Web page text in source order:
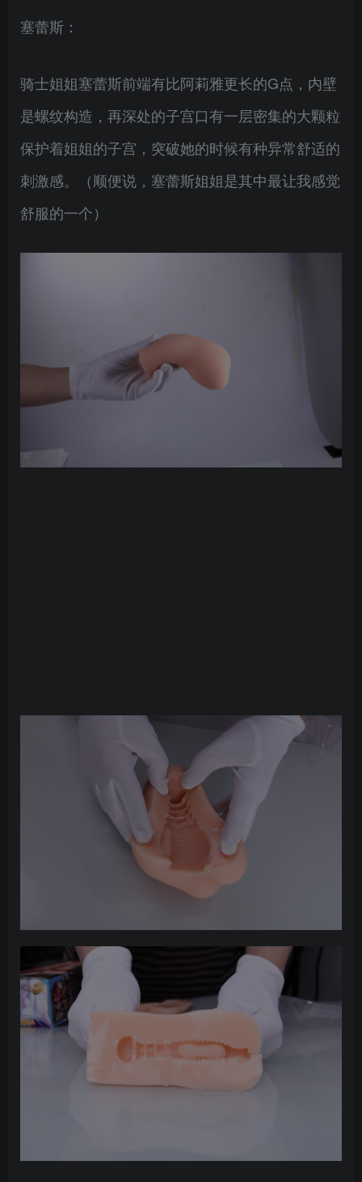
塞蕾斯：
骑士姐姐塞蕾斯前端有比阿莉雅更长的G点，内壁
是螺纹构造，再深处的子宫口有一层密集的大颗粒
保护着姐姐的子宫，突破她的时候有种异常舒适的
刺激感。（顺便说，塞蕾斯姐姐是其中最让我感觉
舒服的一个）